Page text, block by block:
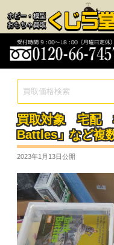
買取対象 宅配
Battles」など複
2023年1月13日公開